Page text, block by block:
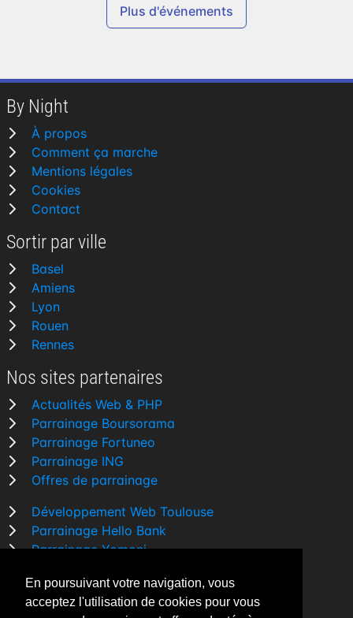
En poursuivant votre navigation, vous
acceptez l'utilisation de cookies pour vous
Plus d'événements
By Night
À propos
Comment ça marche
Mentions légales
Cookies
Contact
Sortir par ville
Basel
Amiens
Lyon
Rouen
Rennes
Nos sites partenaires
Actualités Web & PHP
Parrainage Boursorama
Parrainage Fortuneo
Parrainage ING
Offres de parrainage
Développement Web Toulouse
Parrainage Hello Bank
Parrainage Yomoni
Comparatif banque